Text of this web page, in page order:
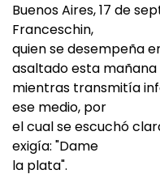
Buenos Aires, 17 de
Franceschin,
quien se desempeña
asaltado esta mañana
mientras transmitía
ese medio, por
el cual se escuchó
exigía: "Dame
la plata".